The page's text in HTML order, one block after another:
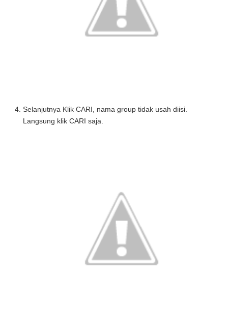
Selanjutnya Klik CARI, nama group tidak usah diisi.
Langsung klik CARI saja.